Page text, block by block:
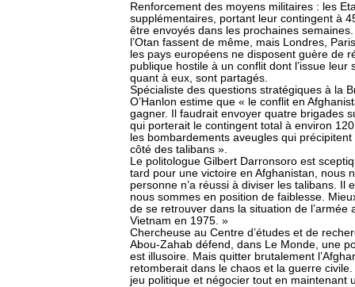
Renforcement des moyens militaires : les
supplémentaires, portant leur contingent à
être envoyés dans les prochaines
l’Otan fassent de même, mais Londres,
les pays européens ne disposent guère de
publique hostile à un conflit dont l’issue
quant à eux, sont partagés.
Spécialiste des questions stratégiques à la
O’Hanlon estime que « le conflit en
gagner. Il faudrait envoyer quatre brigades
qui porterait le contingent total à environ
les bombardements aveugles qui
côté des talibans ».
Le politologue Gilbert Darronsoro est
tard pour une victoire en Afghanistan, nous
personne n’a réussi à diviser les talibans. Il
nous sommes en position de faiblesse.
de se retrouver dans la situation de
Vietnam en 1975. »
Chercheuse au Centre d’études et de
Abou-Zahab défend, dans Le Monde, une
est illusoire. Mais quitter brutalement
retomberait dans le chaos et la guerre
jeu politique et négocier tout en maintenant